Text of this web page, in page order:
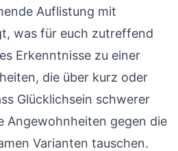
Auflistung mit
was für euch zutreffend
Erkenntnisse zu einer
die über kurz oder
Glücklichsein schwerer
Angewohnheiten gegen die
Varianten tauschen.